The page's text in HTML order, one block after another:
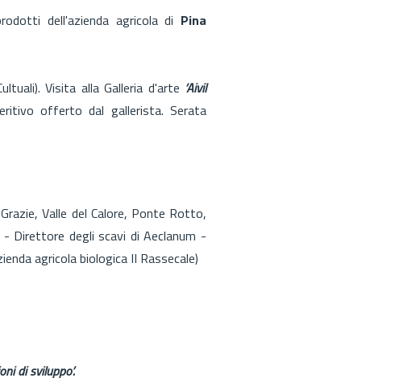
dell'azienda agricola di Pina
Visita alla Galleria d'arte ‘Aivil
offerto dal gallerista. Serata
Valle del Calore, Ponte Rotto,
- Direttore degli scavi di Aeclanum -
agricola biologica II Rassecale)
di sviluppo’.